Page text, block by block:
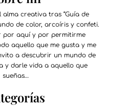
alma creativa tras “Guía de
de color, arcoíris y confeti.
por aquí y por permitirme
aquello que me gusta y me
a descubrir un mundo de
y darle vida a aquello que
sueñas…